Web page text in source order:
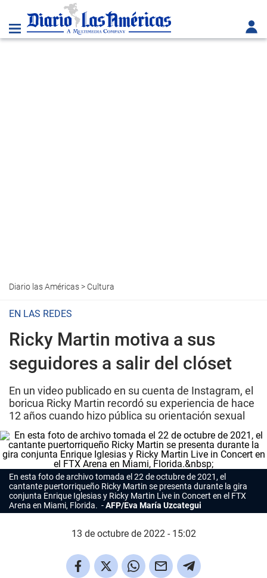
Diario las Américas> Cultura
EN LAS REDES
Ricky Martin motiva a sus
seguidores a salir del clóset
En un video publicado en su cuenta de Instagram, el
boricua Ricky Martin recordó su experiencia de hace
12 años cuando hizo pública su orientación sexual
En esta foto de archivo tomada el 22 de octubre de 2021, el
cantante puertorriqueño Ricky Martin se presenta durante la gira
conjunta Enrique Iglesias y Ricky Martin Live in Concert en el FTX
Arena en Miami, Florida.
AFP/Eva María Uzcategui
13 de octubre de 2022 - 15:02